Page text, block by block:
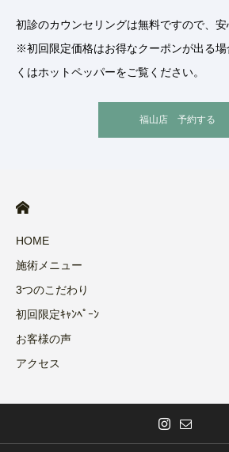
初診のカウンセリングは無料ですので、安
※初回限定価格はお得なクーポンが出る場
くはホットペッパーをご覧ください。
福山店 予約する
HOME
施術メニュー
3つのこだわり
初回限定ｷｬﾝﾍﾟｰﾝ
お客様の声
アクセス